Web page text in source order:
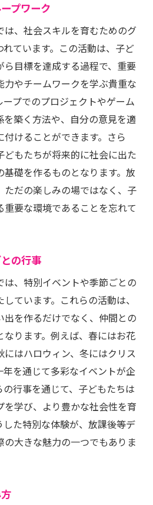
プワーク
、社会スキルを育むためのグ
ています。この活動は、子ど
目標を達成する過程で、重要
やチームワークを学ぶ貴重な
プでのプロジェクトやゲーム
築く方法や、自分の意見を適
けることができます。さら
もたちが将来的に社会に出た
礎を作るものとなります。放
だの楽しみの場ではなく、子
重要な環境であることを忘れて
の行事
、特別イベントや季節ごとの
ています。これらの活動は、
を作るだけでなく、仲間との
ります。例えば、春にはお花
はハロウィン、冬にはクリス
を通じて多彩なイベントが企
行事を通じて、子どもたちは
学び、より豊かな社会性を育
た特別な体験が、放課後等デ
大きな魅力の一つでもありま